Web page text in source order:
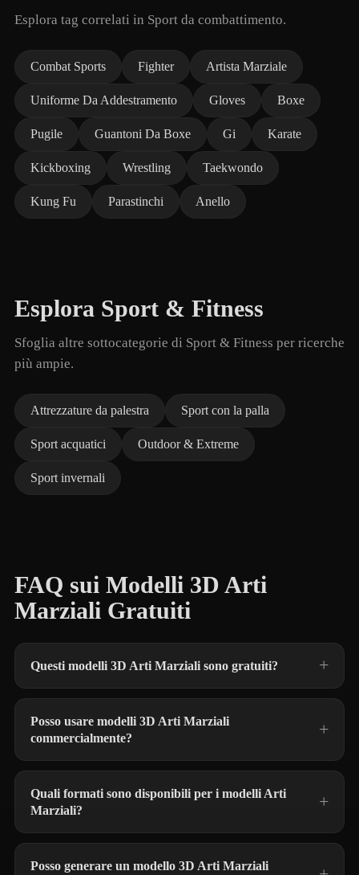
Esplora tag correlati in Sport da combattimento.
Combat Sports Fighter Artista Marziale
Uniforme Da Addestramento Gloves Boxe
Pugile Guantoni Da Boxe Gi Karate
Kickboxing Wrestling Taekwondo
Kung Fu Parastinchi Anello
Esplora Sport & Fitness
Sfoglia altre sottocategorie di Sport & Fitness per ricerche
più ampie.
Attrezzature da palestra Sport con la palla
Sport acquatici Outdoor & Extreme
Sport invernali
FAQ sui Modelli 3D Arti
Marziali Gratuiti
Questi modelli 3D Arti Marziali sono gratuiti?
Posso usare modelli 3D Arti Marziali
commercialmente?
Quali formati sono disponibili per i modelli Arti
Marziali?
Posso generare un modello 3D Arti Marziali